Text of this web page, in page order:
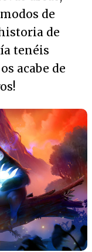
de
de
tenéis
acabe de